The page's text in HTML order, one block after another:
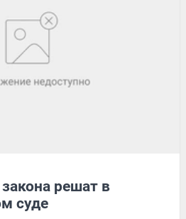
решат в
суде